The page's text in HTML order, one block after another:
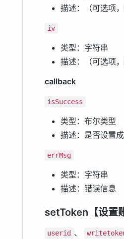
描述：（可选项
iv
类型：字符串
描述：（可选项
callback
isSuccess
类型：布尔类型
描述：是否设置
errMsg
类型：字符串
描述：错误信息
setToken【设置
userid 、